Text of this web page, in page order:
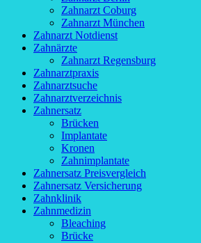
Zahnarzt Coburg
Zahnarzt München
Zahnarzt Notdienst
Zahnärzte
Zahnarzt Regensburg
Zahnarztpraxis
Zahnarztsuche
Zahnarztverzeichnis
Zahnersatz
Brücken
Implantate
Kronen
Zahnimplantate
Zahnersatz Preisvergleich
Zahnersatz Versicherung
Zahnklinik
Zahnmedizin
Bleaching
Brücke